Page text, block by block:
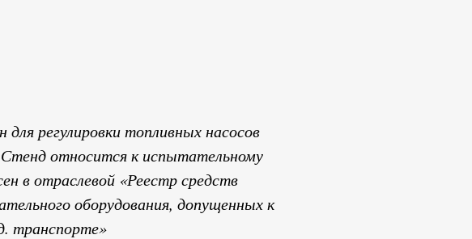
для регулировки топливных насосов
Стенд относится к испытательному
в отраслевой «Реестр средств
оборудования, допущенных к
транспорте»